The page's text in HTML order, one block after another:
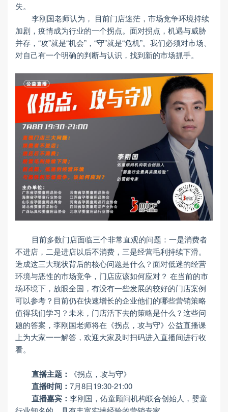
失。
李刚国老师认为， 目前门店迷茫，市场竞争环境持续
加剧，疫情成为行业的一个拐点。面对拐点，机遇与威胁
并存，“攻”就是“机会”，“守”就是“危机”。我们必须对市场、
对自己有一个明确的判断与认识，找到新的市场抓手。
目前多数门店面临三个非常直观的问题：一是消费者
不进店，二是进店以后不消费，三是经营毛利持续下滑。
造成这三大现状背后的核心问题是什么？面对低迷的经营
环境与恶性的市场竞争，门店应该如何应对？ 在当前的市
场环境下，放眼全国，有没有一些发展的较好的门店案例
可以参考？目前仍在快速增长的企业他们的哪些营销策略
值得我们学习？未来，门店活下去的策略是什么？这些问
题的答案，李刚国老师将在《拐点，攻与守》公益直播课
上为大家一一解答，欢迎大家及时扫码进入直播间进行收
看。
直播主题： 《拐点，攻与守》
直播时间： 7月8日19:30-21:00
直播嘉宾： 李刚国，佑童顾问机构联合创始人，婴童